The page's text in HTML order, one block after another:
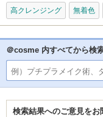
高クレンジング 無着色
＠cosme 内すべてから検
検索結果へのご意見をお